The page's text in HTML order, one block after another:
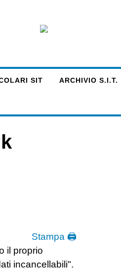
SIT ARCHIVIO S.I.T.
Stampa 🖨
il proprio
incancellabili".